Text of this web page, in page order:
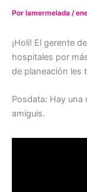
Por lamermelada /
¡Holi! El gerente
hospitales por
de planeación les
Posdata: Hay
amiguis.